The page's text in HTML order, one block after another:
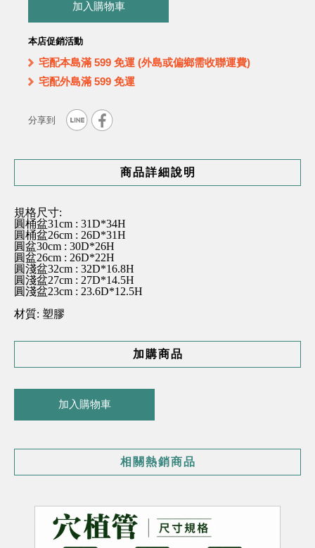
加入購物車
本店促銷活動
宅配本島滿 599 免運 (外島或偏鄉需收聯運費)
宅配外島滿 599 免運
商品詳細說明
規格尺寸:
圓桶盆31cm : 31D*34H
圓桶盆26cm : 26D*31H
圓盆30cm : 30D*26H
圓盆26cm : 26D*22H
圓淺盆32cm : 32D*16.8H
圓淺盆27cm : 27D*14.5H
圓淺盆23cm : 23.6D*12.5H
材質: 塑膠
加購商品
加入購物車
相關熱銷商品